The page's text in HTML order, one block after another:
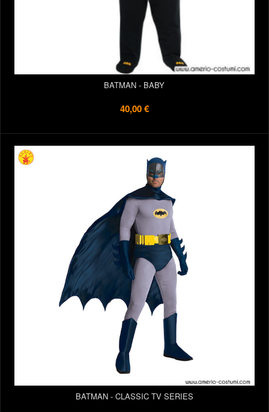
BATMAN - BABY
40,00 €
BATMAN - CLASSIC TV SERIES